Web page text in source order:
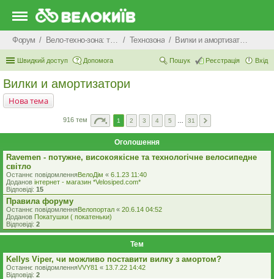
Форум Вело-техно-зона: технічні питання та консультації Технозона Вилки и амортизатори
Швидкий доступ Допомога Вхід
Реєстрація
Пошук
Вилки и амортизатори
Нова тема
916 тем 1 2 3 4 5 31
Оголошення
Ravemen - потужне, високоякісне та технологічне велосипедне
світло
Останнє повідомленняВелоДім « 6.1.23 11:40
Доданов iнтернет - магазин *Velosiped.com*
Відповіді: 15
Правила форуму
Останнє повідомленняВелопортал « 20.6.14 04:52
Доданов Покатушки ( покатеньки)
Відповіді: 2
Тем
Kellys Viper, чи можливо поставити вилку з амортом?
Останнє повідомленняVVY81 « 13.7.22 14:42
Відповіді: 2